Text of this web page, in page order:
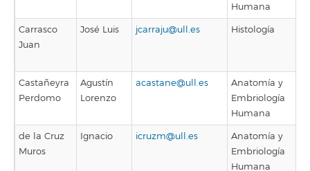
Humana
Carrasco
Juan
José Luis jcarraju@ull.es Histología
Castañeyra
Perdomo
Agustín
Lorenzo
acastane@ull.es
Anatomía y
Embriología
Humana
de la Cruz
Muros
Ignacio icruzm@ull.es
Anatomía y
Embriología
Humana